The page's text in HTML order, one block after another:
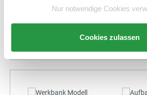
Nur notwendige Cookies
Cookies zulassen
2.056,64 € %
In den